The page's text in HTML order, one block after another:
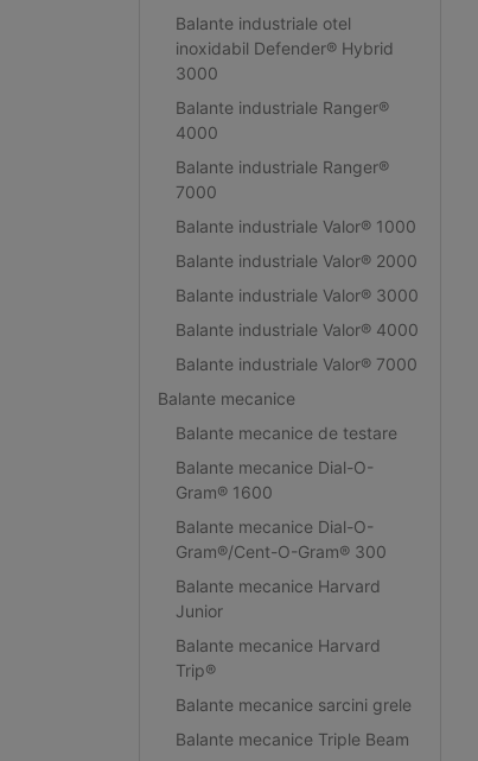
Balante industriale otel
inoxidabil Defender® Hybrid
3000
Balante industriale Ranger®
4000
Balante industriale Ranger®
7000
Balante industriale Valor® 1000
Balante industriale Valor® 2000
Balante industriale Valor® 3000
Balante industriale Valor® 4000
Balante industriale Valor® 7000
Balante mecanice
Balante mecanice de testare
Balante mecanice Dial-O-
Gram® 1600
Balante mecanice Dial-O-
Gram®/Cent-O-Gram® 300
Balante mecanice Harvard
Junior
Balante mecanice Harvard
Trip®
Balante mecanice sarcini grele
Balante mecanice Triple Beam